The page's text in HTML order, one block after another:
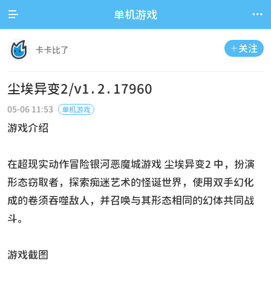
 单机游戏 
 关注
卡卡比了
尘埃异变2/v1.2.17960
05-06 11:53 单机游戏
游戏介绍
在超现实动作冒险银河恶魔城游戏 尘埃异变2 中，扮演
形态窃取者，探索痴迷艺术的怪诞世界，使用双手幻化
成的卷须吞噬敌人，并召唤与其形态相同的幻体共同战
斗。
游戏截图